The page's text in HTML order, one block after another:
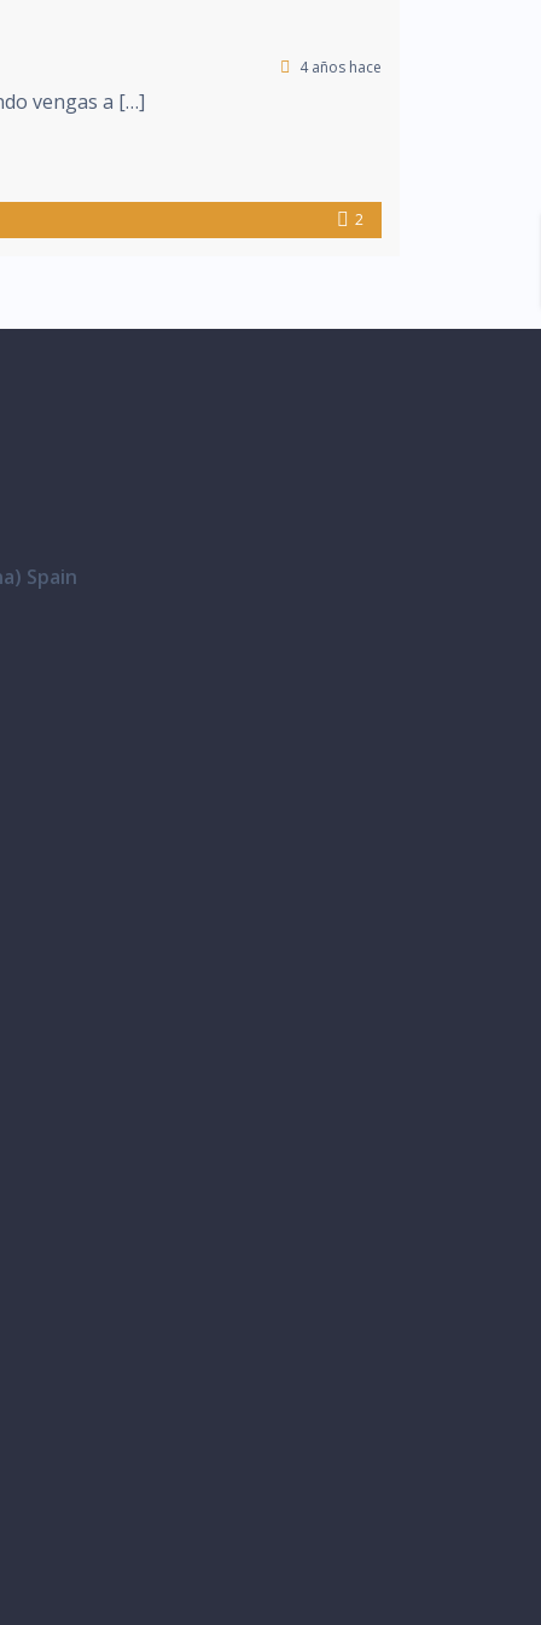
4 años hace
vengas a […]
2